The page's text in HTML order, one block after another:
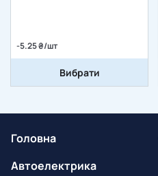
-5.25 ₴/шт
Вибрати
Головна
Автоелектрика